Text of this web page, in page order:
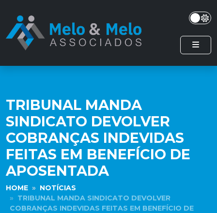
TRIBUNAL MANDA
SINDICATO DEVOLVER
COBRANÇAS INDEVIDAS
FEITAS EM BENEFÍCIO DE
APOSENTADA
HOME
NOTÍCIAS
TRIBUNAL MANDA SINDICATO DEVOLVER
COBRANÇAS INDEVIDAS FEITAS EM BENEFÍCIO DE